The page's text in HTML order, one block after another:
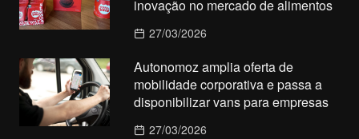
inovação no mercado de alimentos
27/03/2026
Autonomoz amplia oferta de
mobilidade corporativa e passa a
disponibilizar vans para empresas
27/03/2026